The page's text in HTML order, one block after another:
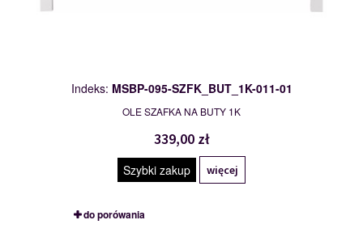
Indeks: MSBP-095-SZFK_BUT_1K-011-01
OLE SZAFKA NA BUTY 1K
339,00 zł
Szybki zakup więcej
do porówania